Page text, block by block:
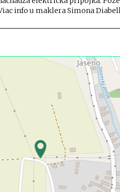
info u maklera Simona